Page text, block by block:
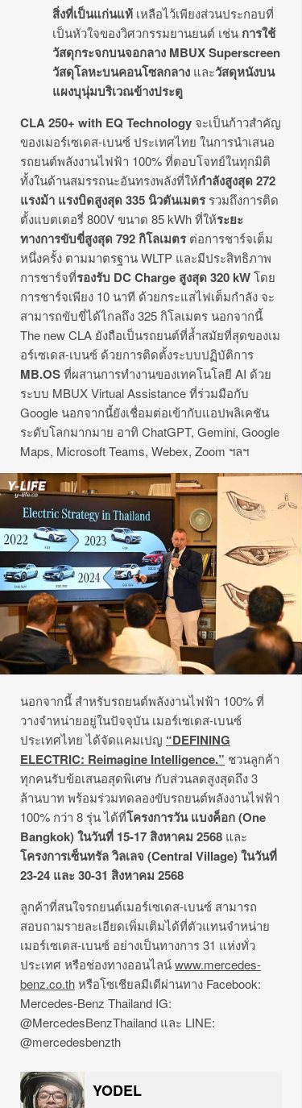
สิ่งที่เป็นแก่นแท้ เหลือไว้เพียงส่วนประกอบที่
เป็นหัวใจของวิศวกรรมยานยนต์ เช่น การใช้
วัสดุกระจกบนจอกลาง MBUX Superscreen
วัสดุโลหะบนคอนโซลกลาง และวัสดุหนังบน
แผงบุนุ่มบริเวณข้างประตู
CLA 250+ with EQ Technology จะเป็นก้าวสำคัญ
ของเมอร์เซเดส-เบนซ์ ประเทศไทย ในการนำเสนอ
รถยนต์พลังงานไฟฟ้า 100% ที่ตอบโจทย์ในทุกมิติ
ทั้งในด้านสมรรถนะอันทรงพลังที่ให้กำลังสูงสุด272
แรงม้า แรงบิดสูงสุด335 นิวตันเมตรรวมถึงการติด
ตั้งแบตเตอรี่ 800V ขนาด 85 kWh ที่ให้ระยะ
ทางการขับขี่สูงสุด792กิโลเมตรต่อการชาร์จเต็ม
หนึ่งครั้ง ตามมาตรฐาน WLTP และมีประสิทธิภาพ
การชาร์จที่รองรับ DC Charge สูงสุด320 kWโดย
การชาร์จเพียง 10 นาที ด้วยกระแสไฟเต็มกำลัง จะ
สามารถขับขี่ได้ไกลถึง 325 กิโลเมตร นอกจากนี้
The new CLA ยังถือเป็นรถยนต์ที่ล้ำสมัยที่สุดของเม
อร์เซเดส-เบนซ์ ด้วยการติดตั้งระบบปฏิบัติการ
MB.OSที่ผสานการทำงานของเทคโนโลยี AI ด้วย
ระบบ MBUX Virtual Assistance ที่ร่วมมือกับ
Google นอกจากนี้ยังเชื่อมต่อเข้ากับแอปพลิเคชัน
ระดับโลกมากมาย อาทิ ChatGPT, Gemini, Google
Maps, Microsoft Teams, Webex, Zoom ฯลฯ
นอกจากนี้ สำหรับรถยนต์พลังงานไฟฟ้า 100% ที่
วางจำหน่ายอยู่ในปัจจุบัน เมอร์เซเดส-เบนซ์
ประเทศไทย ได้จัดแคมเปญ “DEFINING
ELECTRIC: Reimagine Intelligence.” ชวนลูกค้า
ทุกคนรับข้อเสนอสุดพิเศษ กับส่วนลดสูงสุดถึง 3
ล้านบาท พร้อมร่วมทดลองขับรถยนต์พลังงานไฟฟ้า
100% กว่า 8 รุ่น ได้ที่โครงการวัน แบงค็อก(One
Bangkok)ในวันที่ 15-17สิงหาคม 2568 และ
โครงการเซ็นทรัล วิลเลจ(Central Village)ในวันที่
23-24 และ30-31 สิงหาคม 2568
ลูกค้าที่สนใจรถยนต์เมอร์เซเดส-เบนซ์ สามารถ
สอบถามรายละเอียดเพิ่มเติมได้ที่ตัวแทนจำหน่าย
เมอร์เซเดส-เบนซ์ อย่างเป็นทางการ 31 แห่งทั่ว
ประเทศ หรือช่องทางออนไลน์www.mercedes-
benz.co.thหรือโซเชียลมีเดีผ่านทาง Facebook:
Mercedes-Benz Thailand IG:
@MercedesBenzThailand และ LINE:
@mercedesbenzth
YODEL